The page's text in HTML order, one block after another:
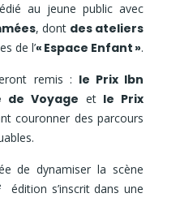
au jeune public avec
, dont des ateliers
de l’« Espace Enfant ».
remis : le Prix Ibn
Voyage et le Prix
couronner des parcours
de dynamiser la scène
édition s’inscrit dans une